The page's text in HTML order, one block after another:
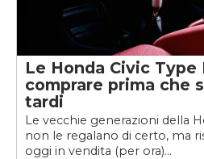
Le Honda Civic Type
comprare prima che
tardi
Le vecchie generazioni della
non le regalano di certo, ma
oggi in vendita (per ora)...